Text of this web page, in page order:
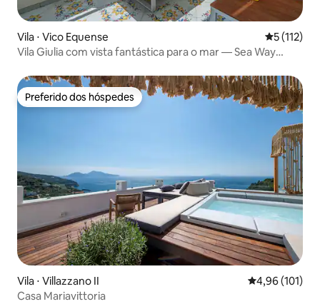
Vila ⋅ Vico Equense 5 de uma
5 (112)
Vila Giulia com vista fantástica para o mar — Sea Way
Preferido dos hóspedes
Preferido dos hóspedes
Vila ⋅ Villazzano II 4,96 de uma
4,96 (101)
Casa Mariavittoria